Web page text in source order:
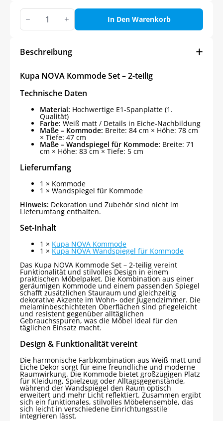
Kupa
NOVA
Kommode
teilig
In Den Warenkorb
Beschreibung
Kupa NOVA Kommode Set – 2-teilig
Technische Daten
Material: Hochwertige E1-Spanplatte (1.
Qualität)
Farbe: Weiß matt / Details in Eiche-Nachbildung
Maße – Kommode: Breite: 84 cm × Höhe: 78 cm
× Tiefe: 47 cm
Maße – Wandspiegel für Kommode: Breite: 71
cm × Höhe: 83 cm × Tiefe: 5 cm
Lieferumfang
1 × Kommode
1 × Wandspiegel für Kommode
Hinweis: Dekoration und Zubehör sind nicht im
Lieferumfang enthalten.
Set-Inhalt
1 × Kupa NOVA Kommode
1 × Kupa NOVA Wandspiegel für Kommode
Das Kupa NOVA Kommode Set – 2-teilig vereint
Funktionalität und stilvolles Design in einem
praktischen Möbelpaket. Die Kombination aus einer
geräumigen Kommode und einem passenden Spiegel
schafft zusätzlichen Stauraum und gleichzeitig
dekorative Akzente im Wohn- oder Jugendzimmer. Die
melaminbeschichteten Oberflächen sind pflegeleicht
und resistent gegenüber alltäglichen
Gebrauchsspuren, was die Möbel ideal für den
täglichen Einsatz macht.
Design & Funktionalität vereint
Die harmonische Farbkombination aus Weiß matt und
Eiche Dekor sorgt für eine freundliche und moderne
Raumwirkung. Die Kommode bietet großzügigen Platz
für Kleidung, Spielzeug oder Alltagsgegenstände,
während der Wandspiegel den Raum optisch
erweitert und mehr Licht reflektiert. Zusammen ergibt
sich ein funktionales, stilvolles Möbelensemble, das
sich leicht in verschiedene Einrichtungsstile
integrieren lässt.